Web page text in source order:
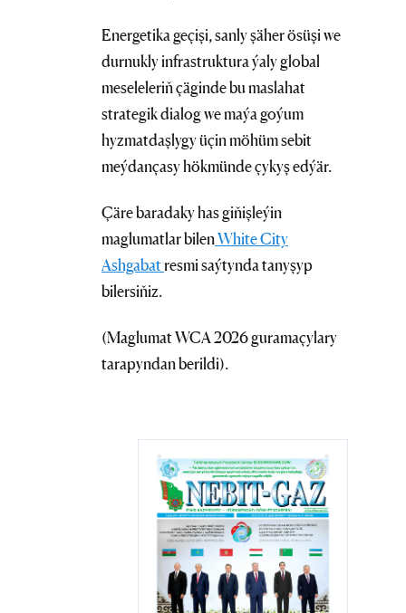
Energetika geçişi, sanly şäher ösüşi we
durnukly infrastruktura ýaly global
meseleleriň çäginde bu maslahat
strategik dialog we maýa goýum
hyzmatdaşlygy üçin möhüm sebit
meýdançasy hökmünde çykyş edýär.
Çäre baradaky has giňişleýin
maglumatlar bilenWhite City
Ashgabatresmi saýtynda tanyşyp
bilersiňiz.
(Maglumat WCA 2026 guramaçylary
tarapyndan berildi).